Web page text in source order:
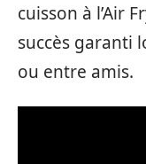
cuisson à l’Air
succès garanti
ou entre amis.